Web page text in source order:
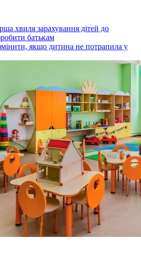
хвиля зарахування дітей до
батькам
якщо дитина не потрапила у